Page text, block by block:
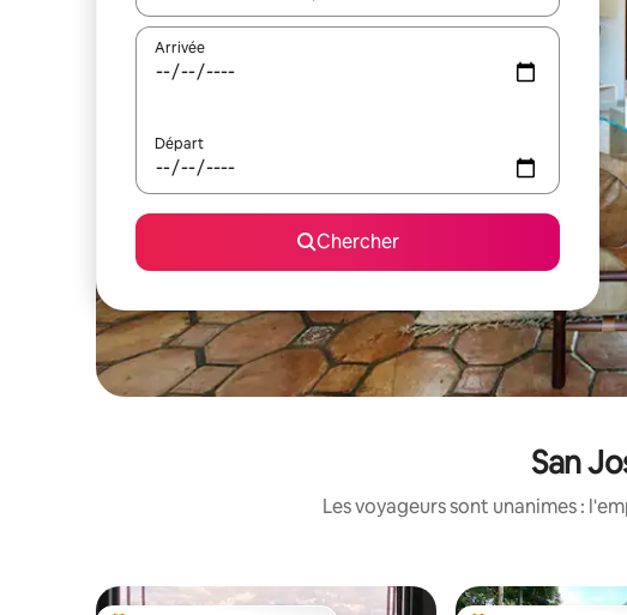
Arrivée
Départ
Chercher
San
Les voyageurs sont unanimes :